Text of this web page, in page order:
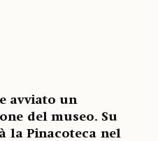
avviato un
del museo. Su
la Pinacoteca nel